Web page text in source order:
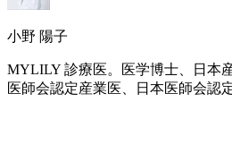
小野 陽子
MYLILY 診療医。医学博士、日本
医師会認定産業医、日本医師会認